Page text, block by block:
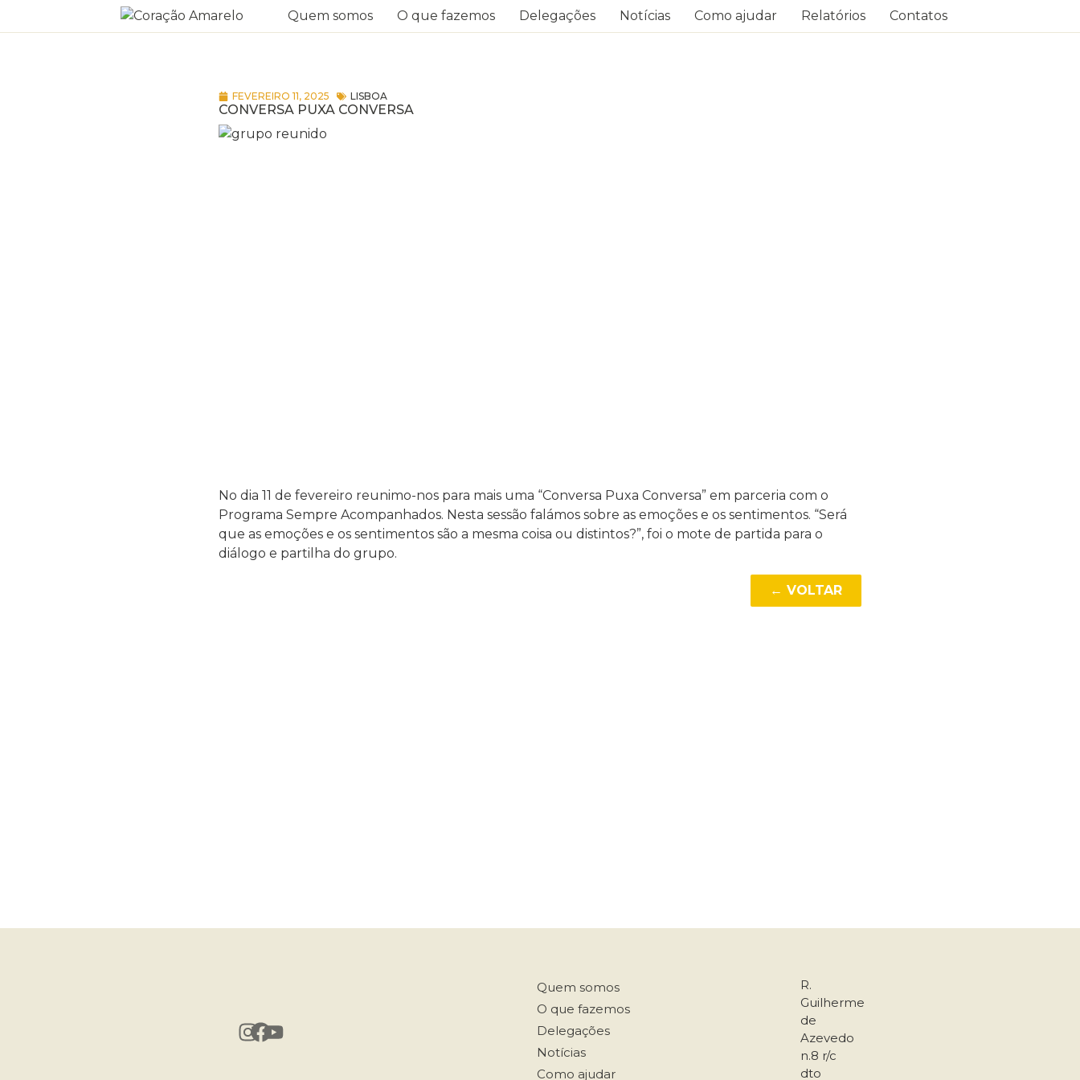
Quem somos O que fazemos Delegações Notícias Como ajudar Relatórios Contatos
FEVEREIRO 11, 2025 LISBOA
CONVERSA PUXA CONVERSA
No dia 11 de fevereiro reunimo-nos para mais uma “Conversa Puxa Conversa” em parceria com o
Programa Sempre Acompanhados. Nesta sessão falámos sobre as emoções e os sentimentos. “Será
que as emoções e os sentimentos são a mesma coisa ou distintos?”, foi o mote de partida para o
diálogo e partilha do grupo.
← VOLTAR
Quem somos
O que fazemos
Delegações
Notícias
Como ajudar
R.
Guilherme
de
Azevedo
n.8 r/c
dto